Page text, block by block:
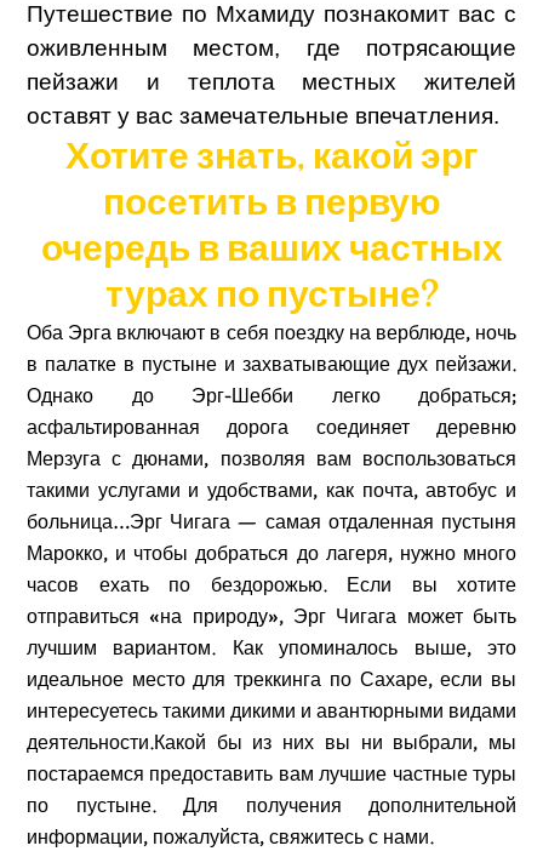
Путешествие по Мхамиду познакомит вас с
оживленным местом, где потрясающие
пейзажи и теплота местных жителей
оставят у вас замечательные впечатления.
Хотите знать, какой эрг
посетить в первую
очередь в ваших частных
турах по пустыне?
Оба Эрга включают в себя поездку на верблюде, ночь
в палатке в пустыне и захватывающие дух пейзажи.
Однако до Эрг-Шебби легко добраться;
асфальтированная дорога соединяет деревню
Мерзуга с дюнами, позволяя вам воспользоваться
такими услугами и удобствами, как почта, автобус и
больница…Эрг Чигага — самая отдаленная пустыня
Марокко, и чтобы добраться до лагеря, нужно много
часов ехать по бездорожью. Если вы хотите
отправиться «на природу», Эрг Чигага может быть
лучшим вариантом. Как упоминалось выше, это
идеальное место для треккинга по Сахаре, если вы
интересуетесь такими дикими и авантюрными видами
деятельности.Какой бы из них вы ни выбрали, мы
постараемся предоставить вам лучшие частные туры
по пустыне. Для получения дополнительной
информации, пожалуйста, свяжитесь с нами.